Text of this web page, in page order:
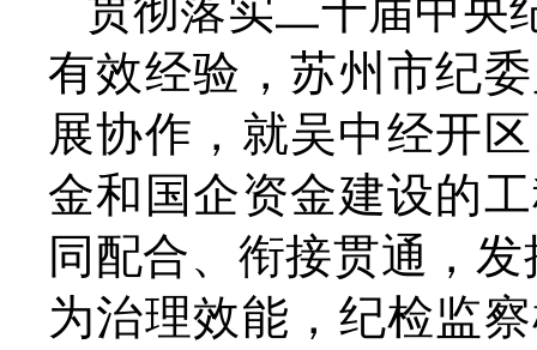
贯彻落实二十届中央
有效经验，苏州市纪
展协作，就吴中经开
金和国企资金建设的
同配合、衔接贯通，
为治理效能，纪检监